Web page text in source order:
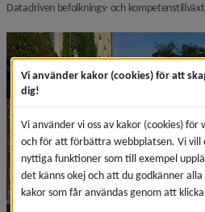
Datadriven befolknings- och
Vi använder kakor (cookies) för att
dig!
Vi använder vi oss av kakor (cookies)
och för att förbättra webbplatsen. Vi vill
nyttiga funktioner som till exempel
det känns okej och att du godkänner
kakor som får användas genom att